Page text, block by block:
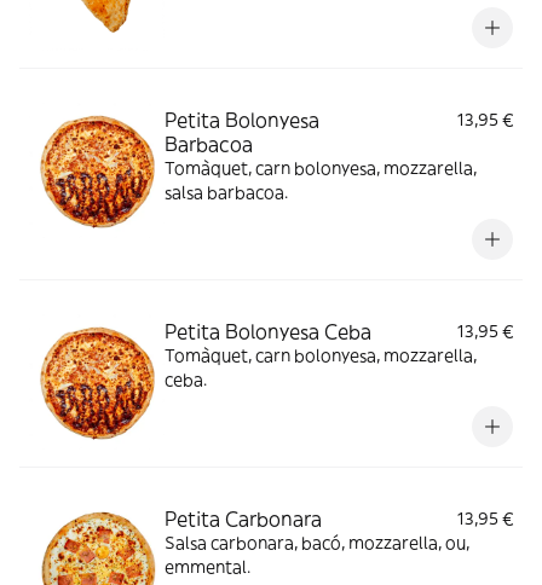
Petita Bolonyesa
Barbacoa
13,95 €
Tomàquet, carn bolonyesa, mozzarella,
salsa barbacoa.
Petita Bolonyesa Ceba
13,95 €
Tomàquet, carn bolonyesa, mozzarella,
ceba.
Petita Carbonara
13,95 €
Salsa carbonara, bacó, mozzarella, ou,
emmental.